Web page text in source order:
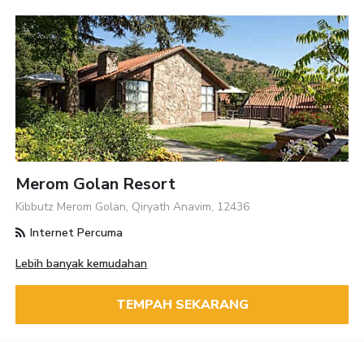
Merom Golan Resort
Kibbutz Merom Golan, Qiryath Anavim, 12436
Internet Percuma
Lebih banyak kemudahan
TEMPAH SEKARANG